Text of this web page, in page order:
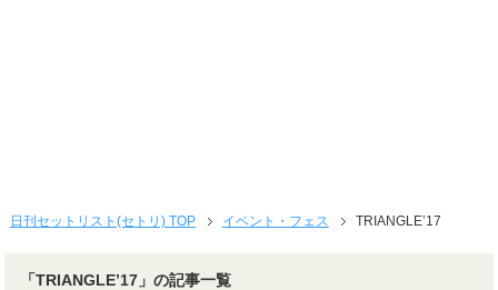
日刊セットリスト(セトリ) TOP イベント・フェス TRIANGLE’17
「TRIANGLE’17」の記事一覧